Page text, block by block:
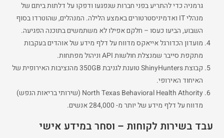
גרמניה כדי להתריע בפני חברות שנפגעו ודפקו על דלתות ביתם של
מנהלי IT ואדמיניסטרטורים באמצע הלילה. המנהלים, שהוטרדו בסוף
השבוע, הביעו כעסו – חלקם אפילו לא משתמשים בתוכנה הפגיעה.
מועדון הכדורגל אייאקס מדווח על דלף מידע של אוהדים בעקבות
מתקפת סייבר שמנצלת חולשות API וניהול מפתחות.
קבוצת ShinyHunters טוענת לגניבת 350GB מהנציבות האירופית של
האיחוד האירופי.
North Texas Behavioral Health Athority (שירותי בריאות הנפש)
מדווח על דלף מידע של יותר מ- 284,000 אנשים.
עבד בשירות לקוחות – וסחר במידע אישי